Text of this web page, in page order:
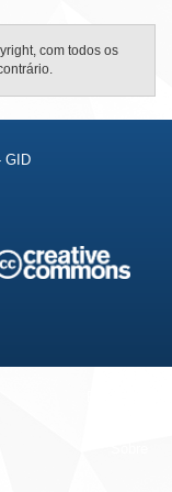
com todos os
GID